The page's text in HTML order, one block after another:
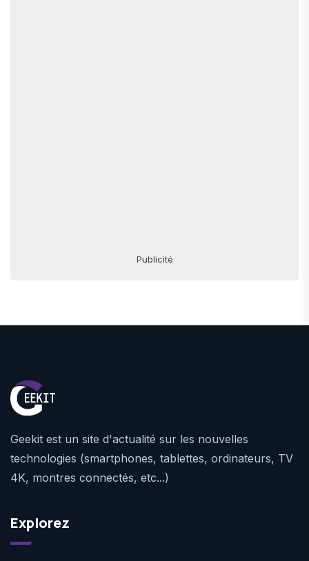
Publicité
Geekit est un site d'actualité sur les nouvelles
technologies (smartphones, tablettes, ordinateurs, TV
4K, montres connectés, etc...)
Explorez